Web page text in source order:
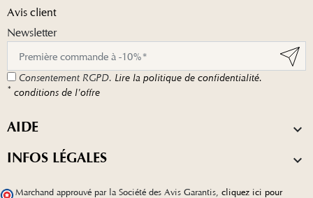
Avis client
Newsletter
Consentement RGPD. Lire la politique de confidentialité.
* conditions de l'offre
AIDE 
INFOS LÉGALES 
Marchand approuvé par la Société des Avis Garantis, cliquez ici pour